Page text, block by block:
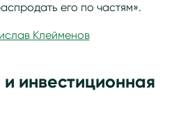
его по частям».
инвестиционная